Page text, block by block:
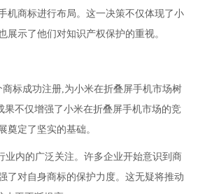
机商标进行布局。这一决策不仅体现了小
展示了他们对知识产权保护的重视。
商标成功注册,为小米在折叠屏手机市场树
果不仅增强了小米在折叠屏手机市场的竞
奠定了坚实的基础。
业内的广泛关注。许多企业开始意识到商
了对自身商标的保护力度。这无疑将推动